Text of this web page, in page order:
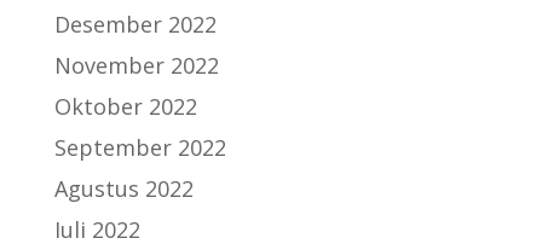
Desember 2022
November 2022
Oktober 2022
September 2022
Agustus 2022
Juli 2022